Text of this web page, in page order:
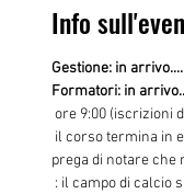
Info
Gestione: in arrivo....
Formatori: in
ore 9:00 (iscrizioni
prega di notare che
: il campo di calcio